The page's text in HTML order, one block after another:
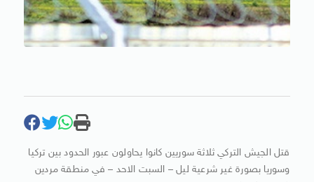
قتل الجيش التركي ثلاثة سوريين كانوا يحاولون عبور الحدود بين تركيا
وسوريا بصورة غير شرعية ليل – السبت الاحد – في منطقة مردين